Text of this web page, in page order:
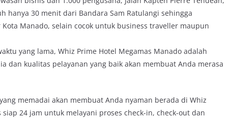
hanya 30 menit dari Bandara Sam Ratulangi sehingga
Manado, selain cocok untuk business traveller maupun
yang lama, Whiz Prime Hotel Megamas Manado adalah
dan kualitas pelayanan yang baik akan membuat Anda merasa
memadai akan membuat Anda nyaman berada di Whiz
24 jam untuk melayani proses check-in, check-out dan